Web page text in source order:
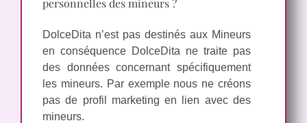
personnelles des mineurs ?
DolceDita n’est pas destinés aux Mineurs
en conséquence DolceDita ne traite pas
des données concernant spécifiquement
les mineurs. Par exemple nous ne créons
pas de profil marketing en lien avec des
mineurs.